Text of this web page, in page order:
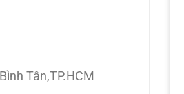
Tân,TP.HCM